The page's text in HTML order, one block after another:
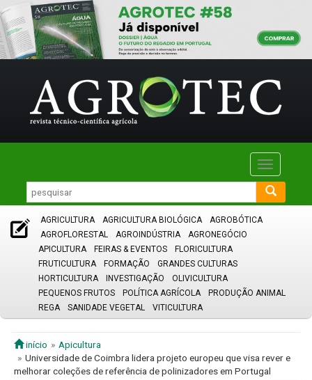
Toggle
AGRICULTURA AGRICULTURA BIOLÓGICA
AGROBÓTICA
AGROFLORESTAL
AGROINDÚSTRIA
AGRONEGÓCIO
APICULTURA
FEIRAS & EVENTOS
FLORICULTURA
FRUTICULTURA
FORMAÇÃO
GRANDES CULTURAS
HORTICULTURA
INVESTIGAÇÃO
OLIVICULTURA
PEQUENOS FRUTOS
POLÍTICA AGRÍCOLA
PRODUÇÃO ANIMAL
REGA
SANIDADE VEGETAL VITICULTURA
início
Apicultura
Universidade de Coimbra lidera projeto europeu que visa rever e
melhorar coleções de referência de polinizadores em Portugal